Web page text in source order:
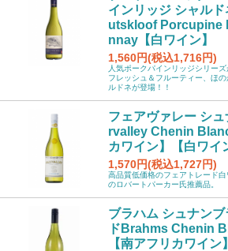
インリッジ シャル
utskloof Porcupine
nnay【白ワイン】
1,560円(税込1,716円)
人気ポークパインリッジシリー
フレッシュ＆フルーティー、ほ
ルドネが登場！！
フェアヴァレー シ
rvalley Chenin
カワイン】【白ワイ
1,570円(税込1,727円)
高品質低価格のフェアトレード
のロバートパーカー氏推薦品。
ブラハム シュナンブ
ドBrahms Chenin
【南アフリカワイン